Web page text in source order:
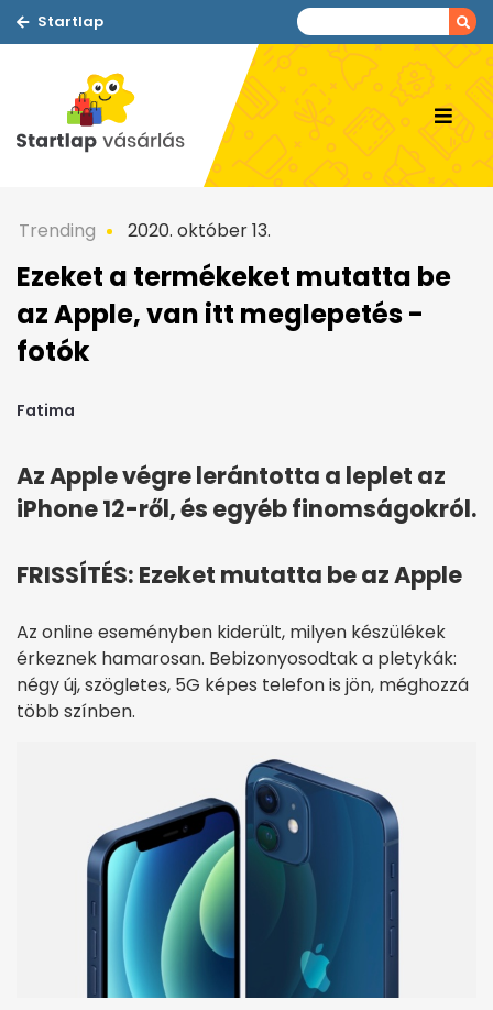
Startlap
Trending 2020. október 13.
Ezeket a termékeket mutatta be
az Apple, van itt meglepetés -
fotók
Fatima
Az Apple végre lerántotta a leplet az
iPhone 12-ről, és egyéb finomságokról.
FRISSÍTÉS: Ezeket mutatta be az Apple
Az online eseményben kiderült, milyen készülékek
érkeznek hamarosan. Bebizonyosodtak a pletykák:
négy új, szögletes, 5G képes telefon is jön, méghozzá
több színben.